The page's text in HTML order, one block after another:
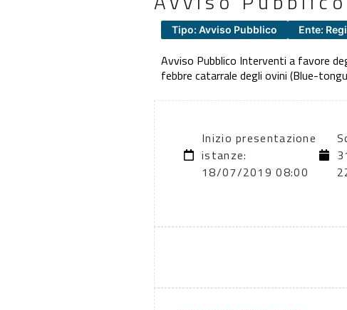
Tipo: Avviso Pubblico Ente:
Avviso Pubblico Interventi a favore
febbre catarrale degli ovini (Blue-
Inizio presentazione
istanze:
18/07/2019 08:00